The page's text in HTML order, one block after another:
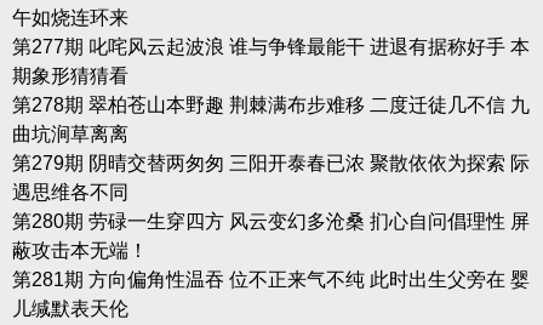
午如烧连环来
第277期 叱咤风云起波浪 谁与争锋最能干 进退有据称好手 本
期象形猜猜看
第278期 翠柏苍山本野趣 荆棘满布步难移 二度迁徒几不信 九
曲坑涧草离离
第279期 阴晴交替两匆匆 三阳开泰春已浓 聚散依依为探索 际
遇思维各不同
第280期 劳碌一生穿四方 风云变幻多沧桑 扪心自问倡理性 屏
蔽攻击本无端！
第281期 方向偏角性温吞 位不正来气不纯 此时出生父旁在 婴
儿缄默表天伦